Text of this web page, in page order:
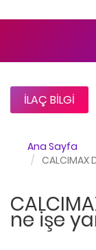
İLAÇ BILGI
Ana Sayfa
ne işe